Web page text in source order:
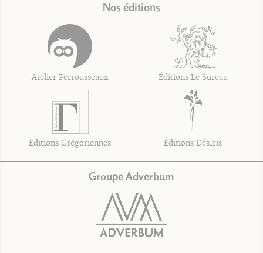
Nos éditions
Atelier Perrousseaux Éditions Le Sureau
Éditions Grégoriennes Éditions DésIris
Groupe Adverbum